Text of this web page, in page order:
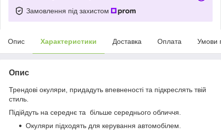
Замовлення під захистом
Опис Характеристики Доставка Оплата Умови
Опис
Трендові окуляри, придадуть впевненості та підкреслять твій
стиль.
Підійдуть на середнє та більше середнього обличчя.
Окуляри підходять для керування автомобілем.